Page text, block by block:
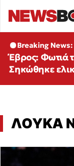
Breaking News:
Έβρος: Φωτιά
Σηκώθηκε
ΛΟΥΚΑ